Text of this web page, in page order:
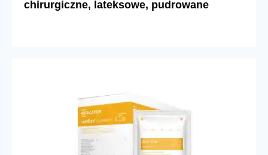
chirurgiczne, lateksowe, pudrowane